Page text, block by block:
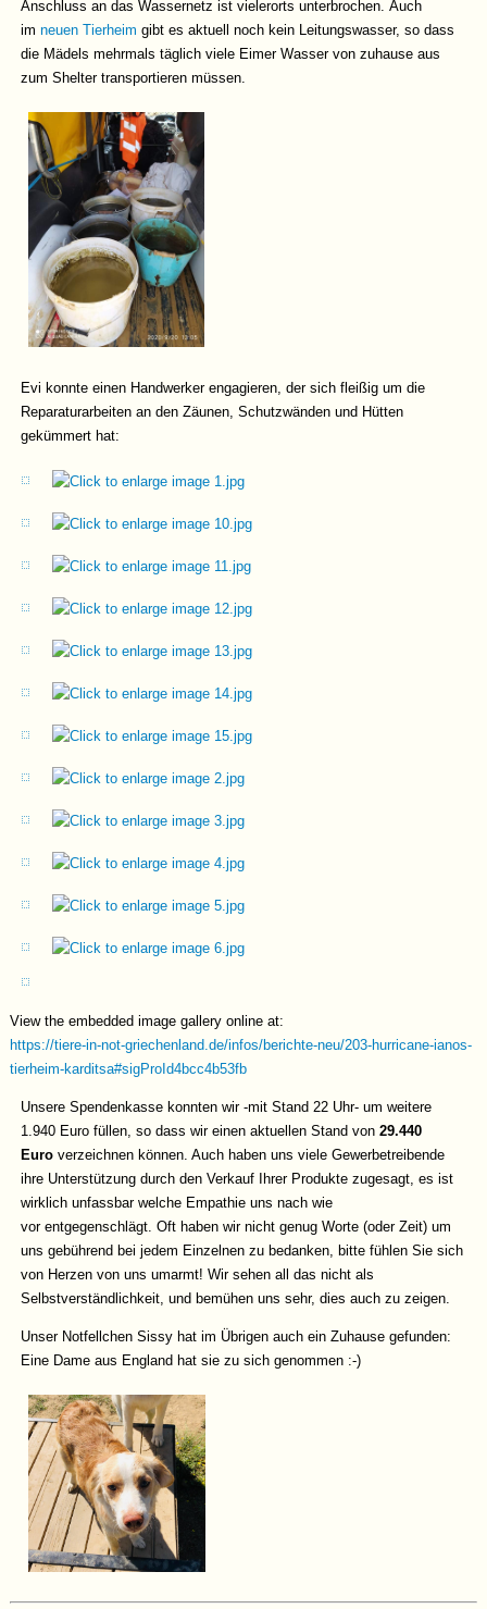
Anschluss an das Wassernetz ist vielerorts unterbrochen. Auch
imneuen Tierheim gibt es aktuell noch kein Leitungswasser, so dass
die Mädels mehrmals täglich viele Eimer Wasser von zuhause aus
zum Shelter transportieren müssen.
Evi konnte einen Handwerker engagieren, der sich fleißig um die
Reparaturarbeiten an den Zäunen, Schutzwänden und Hütten
gekümmert hat:
View the embedded image gallery online at:
https://tiere-in-not-griechenland.de/infos/berichte-neu/203-hurricane-ianos-
tierheim-karditsa#sigProId4bcc4b53fb
Unsere Spendenkasse konnten wir -mit Stand 22 Uhr- um weitere
1.940 Euro füllen, so dass wir einen aktuellen Stand von29.440
Euroverzeichnen können. Auch haben uns viele Gewerbetreibende
ihre Unterstützung durch den Verkauf Ihrer Produkte zugesagt, es ist
wirklich unfassbar welche Empathie uns nach wie
vor entgegenschlägt. Oft haben wir nicht genug Worte (oder Zeit) um
uns gebührend bei jedem Einzelnen zu bedanken, bitte fühlen Sie sich
von Herzen von uns umarmt! Wir sehen all das nicht als
Selbstverständlichkeit, und bemühen uns sehr, dies auch zu zeigen.
Unser Notfellchen Sissy hat im Übrigen auch ein Zuhause gefunden:
Eine Dame aus England hat sie zu sich genommen :-)